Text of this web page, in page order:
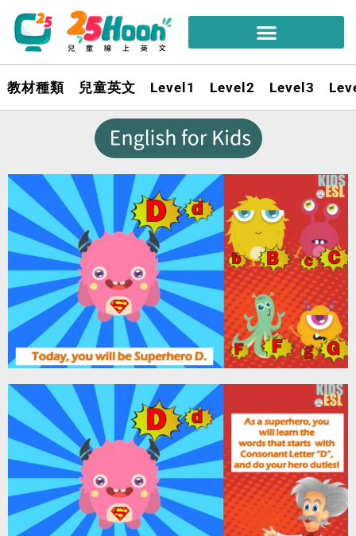
教材種類 兒童英文 Level1 Level2 Level3